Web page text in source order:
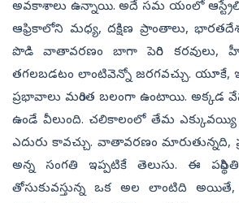
అవకాశాలు ఉన్నాయి. అదే సమ యంలో
ఆఫ్రికాలోని మధ్య, దక్షిణ ప్రాంతాలు,
పొడి వాతావరణం బాగా పెరిగి కరవులు,
తగలబడటం లాంటివెన్నో జరగవచ్చు.
ప్రభావాలు మరింత బలంగా ఉంటాయి. అక్కడ
ఉండే వీలుంది. చలికాలంలో తేమ ఎక్కువయ్యి
ఎదురు కావచ్చు. వాతావరణం మారుతున్నది,
అన్న సంగతి ఇప్పటికే తెలుసు. ఈ
తోసుకువస్తున్న ఒక అల లాంటిది